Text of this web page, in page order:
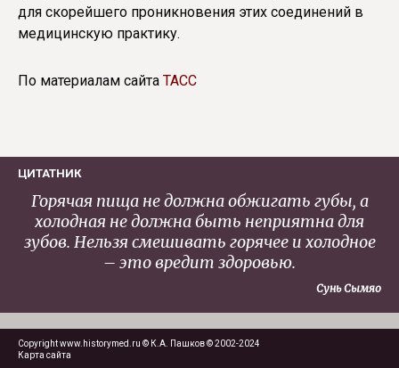
для скорейшего проникновения этих соединений в
медицинскую практику.
По материалам сайта ТАСС
ЦИТАТНИК
Горячая пища не должна обжигать губы, а
холодная не должна быть неприятна для
зубов. Нельзя смешивать горячее и холодное
– это вредит здоровью.
Сунь Сымяо
Copyright www.historymed.ru © К.А. Пашков © 2002-2024
Карта сайта